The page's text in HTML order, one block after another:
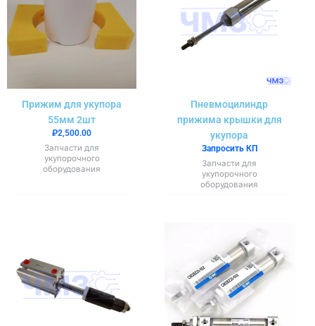
Прижим для укупора
55мм 2шт
₽2,500.00
Запчасти для
укупорочного
оборудования
Пневмоцилиндр
прижима крышки для
укупора
Запросить КП
Запчасти для
укупорочного
оборудования